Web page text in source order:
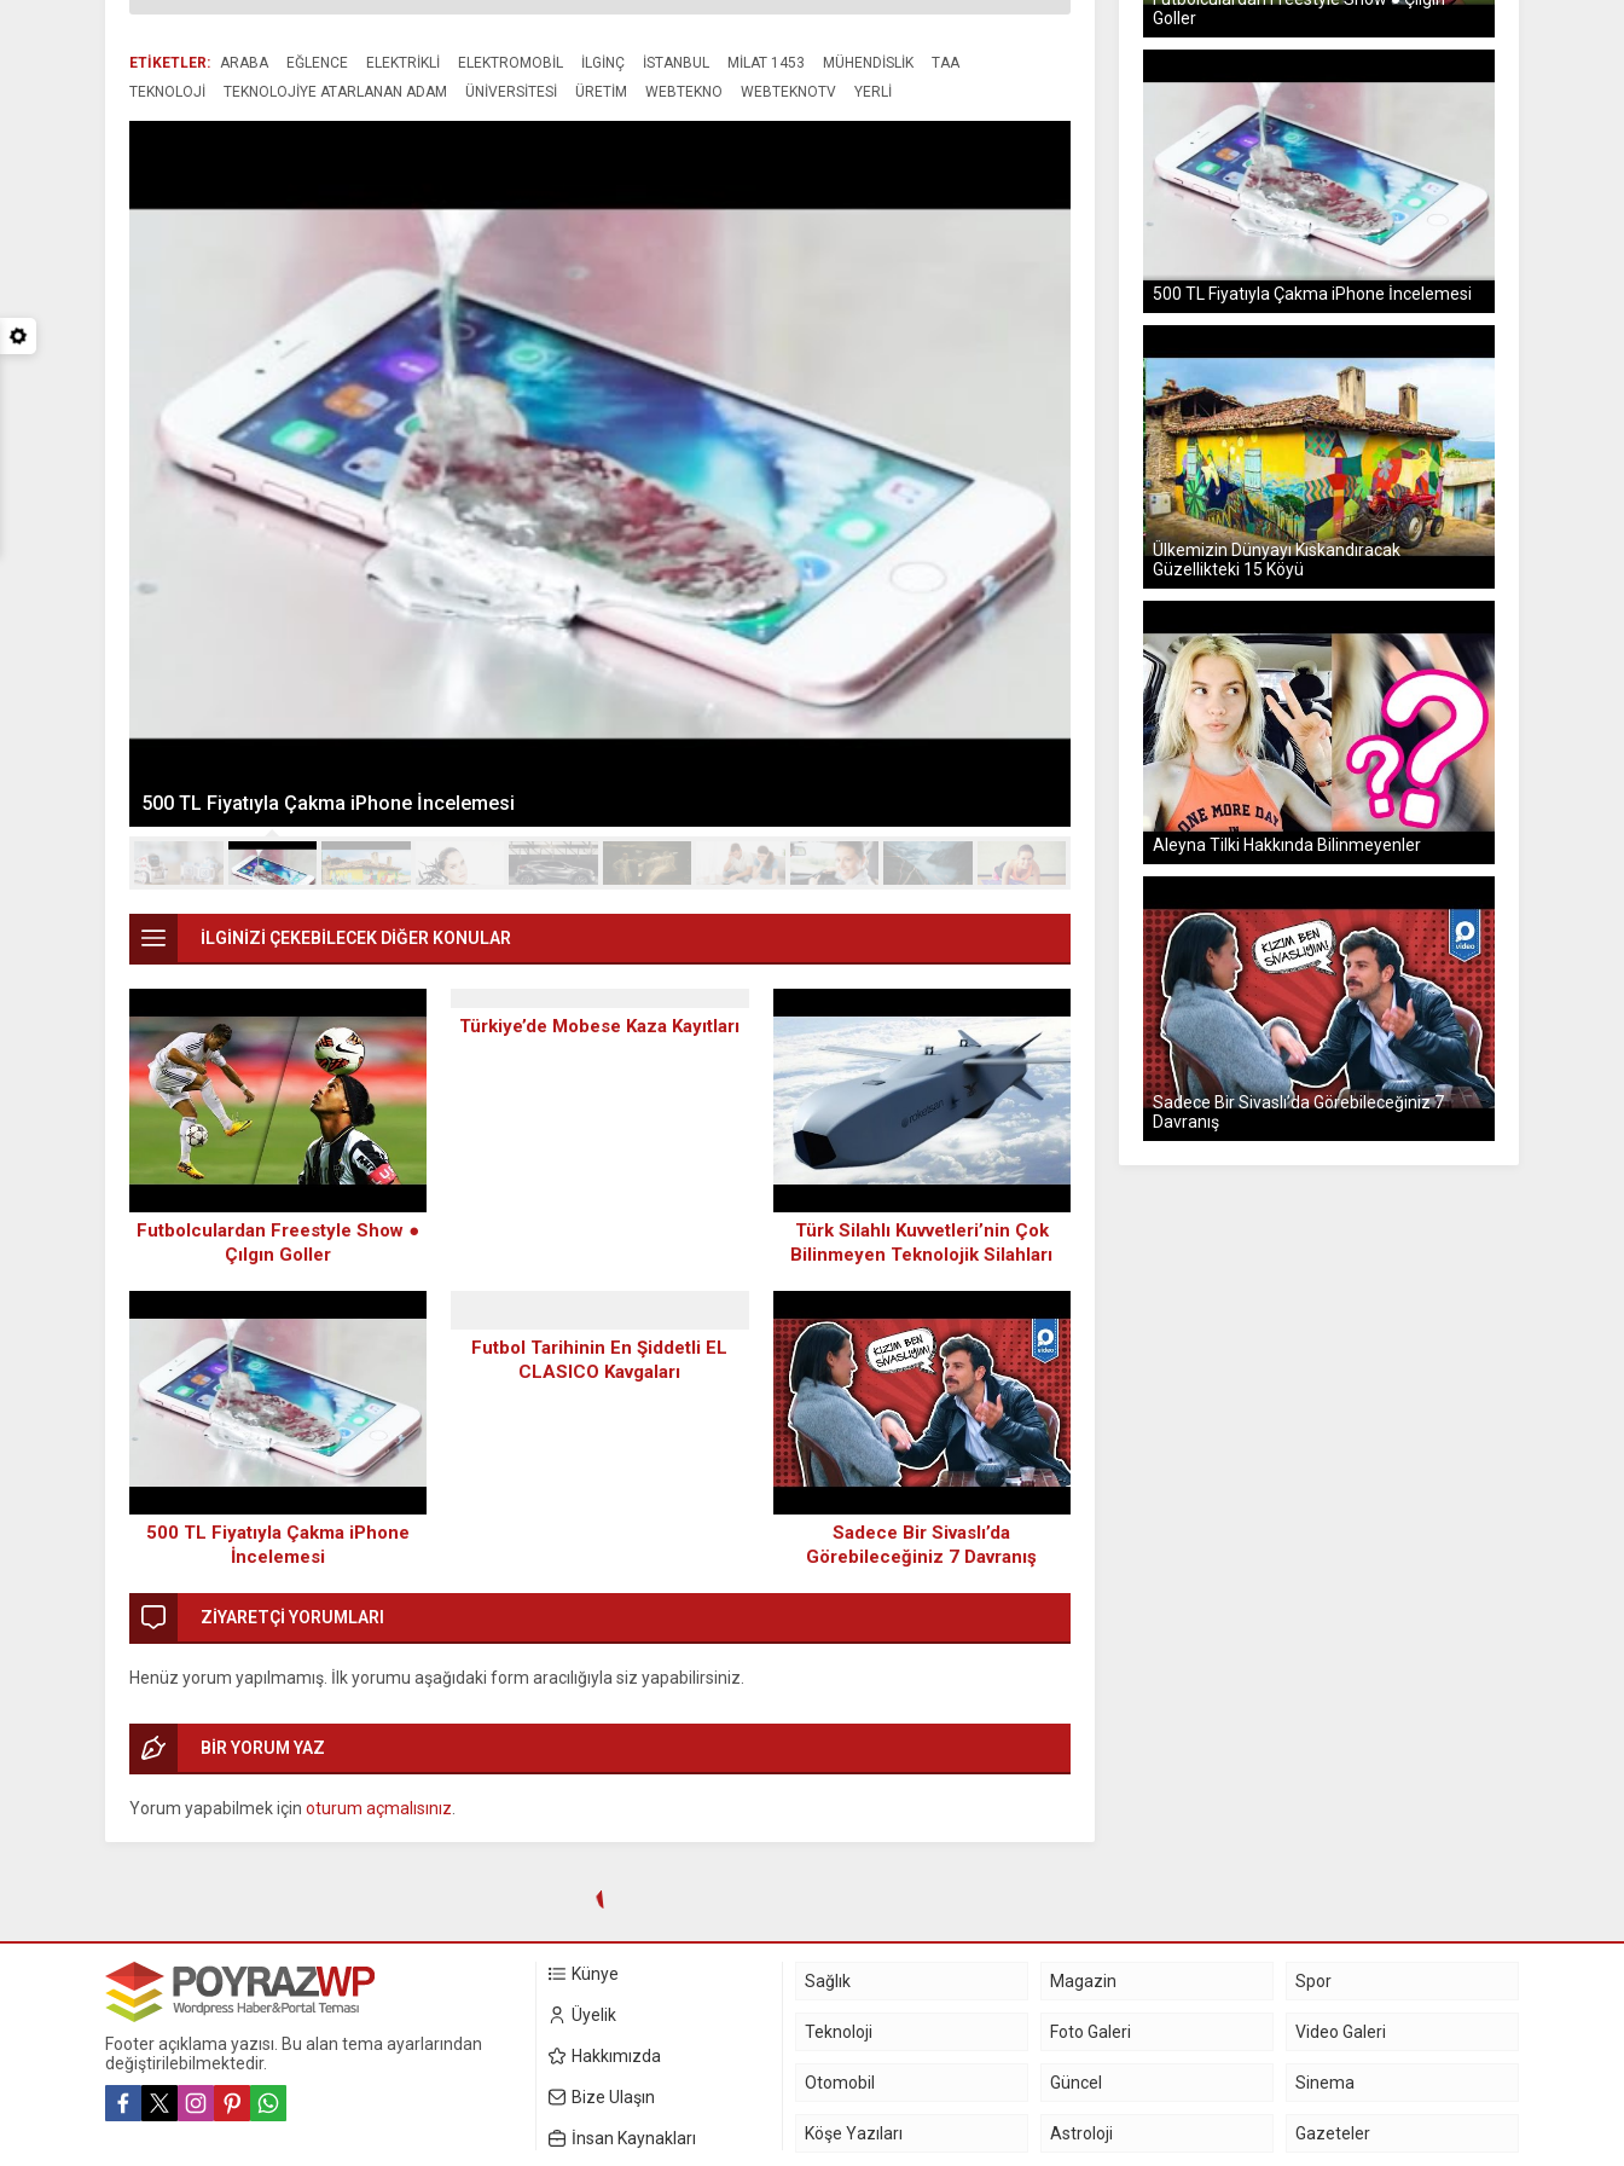
Goller
500 TL Fiyatıyla Çakma iPhone İncelemesi
Ülkemizin Dünyayı Kıskandıracak
Güzellikteki 15 Köyü
Aleyna Tilki Hakkında Bilinmeyenler
Sadece Bir Sivaslı’da Görebileceğiniz 7
Davranış
ETİKETLER: ARABA EĞLENCE ELEKTRIKLI ELEKTROMOBIL ILGINÇ ISTANBUL MILAT 1453 MÜHENDISLIK
TAA
TEKNOLOJI
TEKNOLOJIYE ATARLANAN ADAM ÜNIVERSITESI ÜRETIM WEBTEKNO WEBTEKNOTV YERLI
500 TL Fiyatıyla Çakma iPhone İncelemesi Ülkemizin Dünyayı Kıskandıracak Güzellikteki 15 Köyü
İLGİNİZİ ÇEKEBİLECEK DİĞER KONULAR
Futbolculardan Freestyle Show ●
Çılgın Goller
Türkiye’de Mobese Kaza Kayıtları
Türk Silahlı Kuvvetleri’nin Çok
Bilinmeyen Teknolojik Silahları
500 TL Fiyatıyla Çakma iPhone
İncelemesi
Futbol Tarihinin En Şiddetli EL
CLASICO Kavgaları
Sadece Bir Sivaslı’da
Görebileceğiniz 7 Davranış
ZİYARETÇİ YORUMLARI
Henüz yorum yapılmamış. İlk yorumu aşağıdaki form aracılığıyla siz yapabilirsiniz.
BİR YORUM YAZ
Yorum yapabilmek için oturum açmalısınız
Footer açıklama yazısı. Bu alan tema ayarlarından
değiştirilebilmektedir.
Künye
Üyelik
Hakkımızda
Bize Ulaşın
İnsan Kaynakları
Sağlık Magazin Spor
Teknoloji Foto Galeri Video Galeri
Otomobil Güncel Sinema
Köşe Yazıları Astroloji Gazeteler